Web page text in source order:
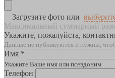
Загрузите фото или
Максимальный суммарный
Укажите, пожалуйста,
Данные не публикуются и нужны,
Имя *
Укажите Ваше имя или псевдоним
Телефон